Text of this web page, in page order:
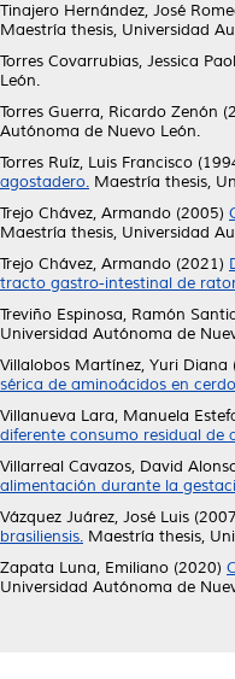
Tinajero Hernández, José
Maestría thesis, Universidad
Torres Covarrubias, Jessica
León.
Torres Guerra, Ricardo Zenón
Autónoma de Nuevo León.
Torres Ruíz, Luis Francisco
agostadero. Maestría thesis,
Trejo Chávez, Armando (2005)
Maestría thesis, Universidad
Trejo Chávez, Armando (2021)
tracto gastro-intestinal de
Treviño Espinosa, Ramón
Universidad Autónoma de
Villalobos Martínez, Yuri Diana
sérica de aminoácidos en
Villanueva Lara, Manuela
diferente consumo residual de
Villarreal Cavazos, David
alimentación durante la
Vázquez Juárez, José Luis
brasiliensis. Maestría thesis,
Zapata Luna, Emiliano (2020)
Universidad Autónoma de